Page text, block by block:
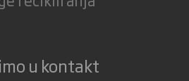
u kontakt